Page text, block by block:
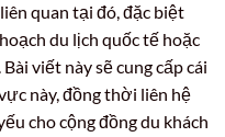
quan tại đó, đặc biệt
du lịch quốc tế hoặc
viết này sẽ cung cấp cái
này, đồng thời liên hệ
cho cộng đồng du khách